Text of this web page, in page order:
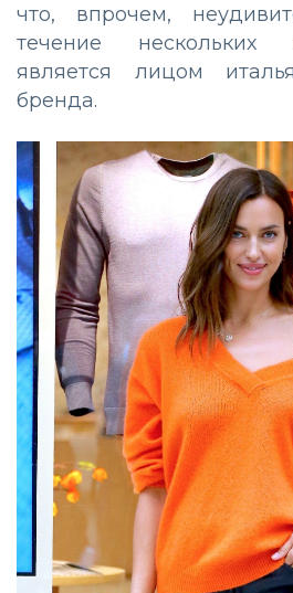
что, впрочем,
течение нескольких
является лицом
бренда.